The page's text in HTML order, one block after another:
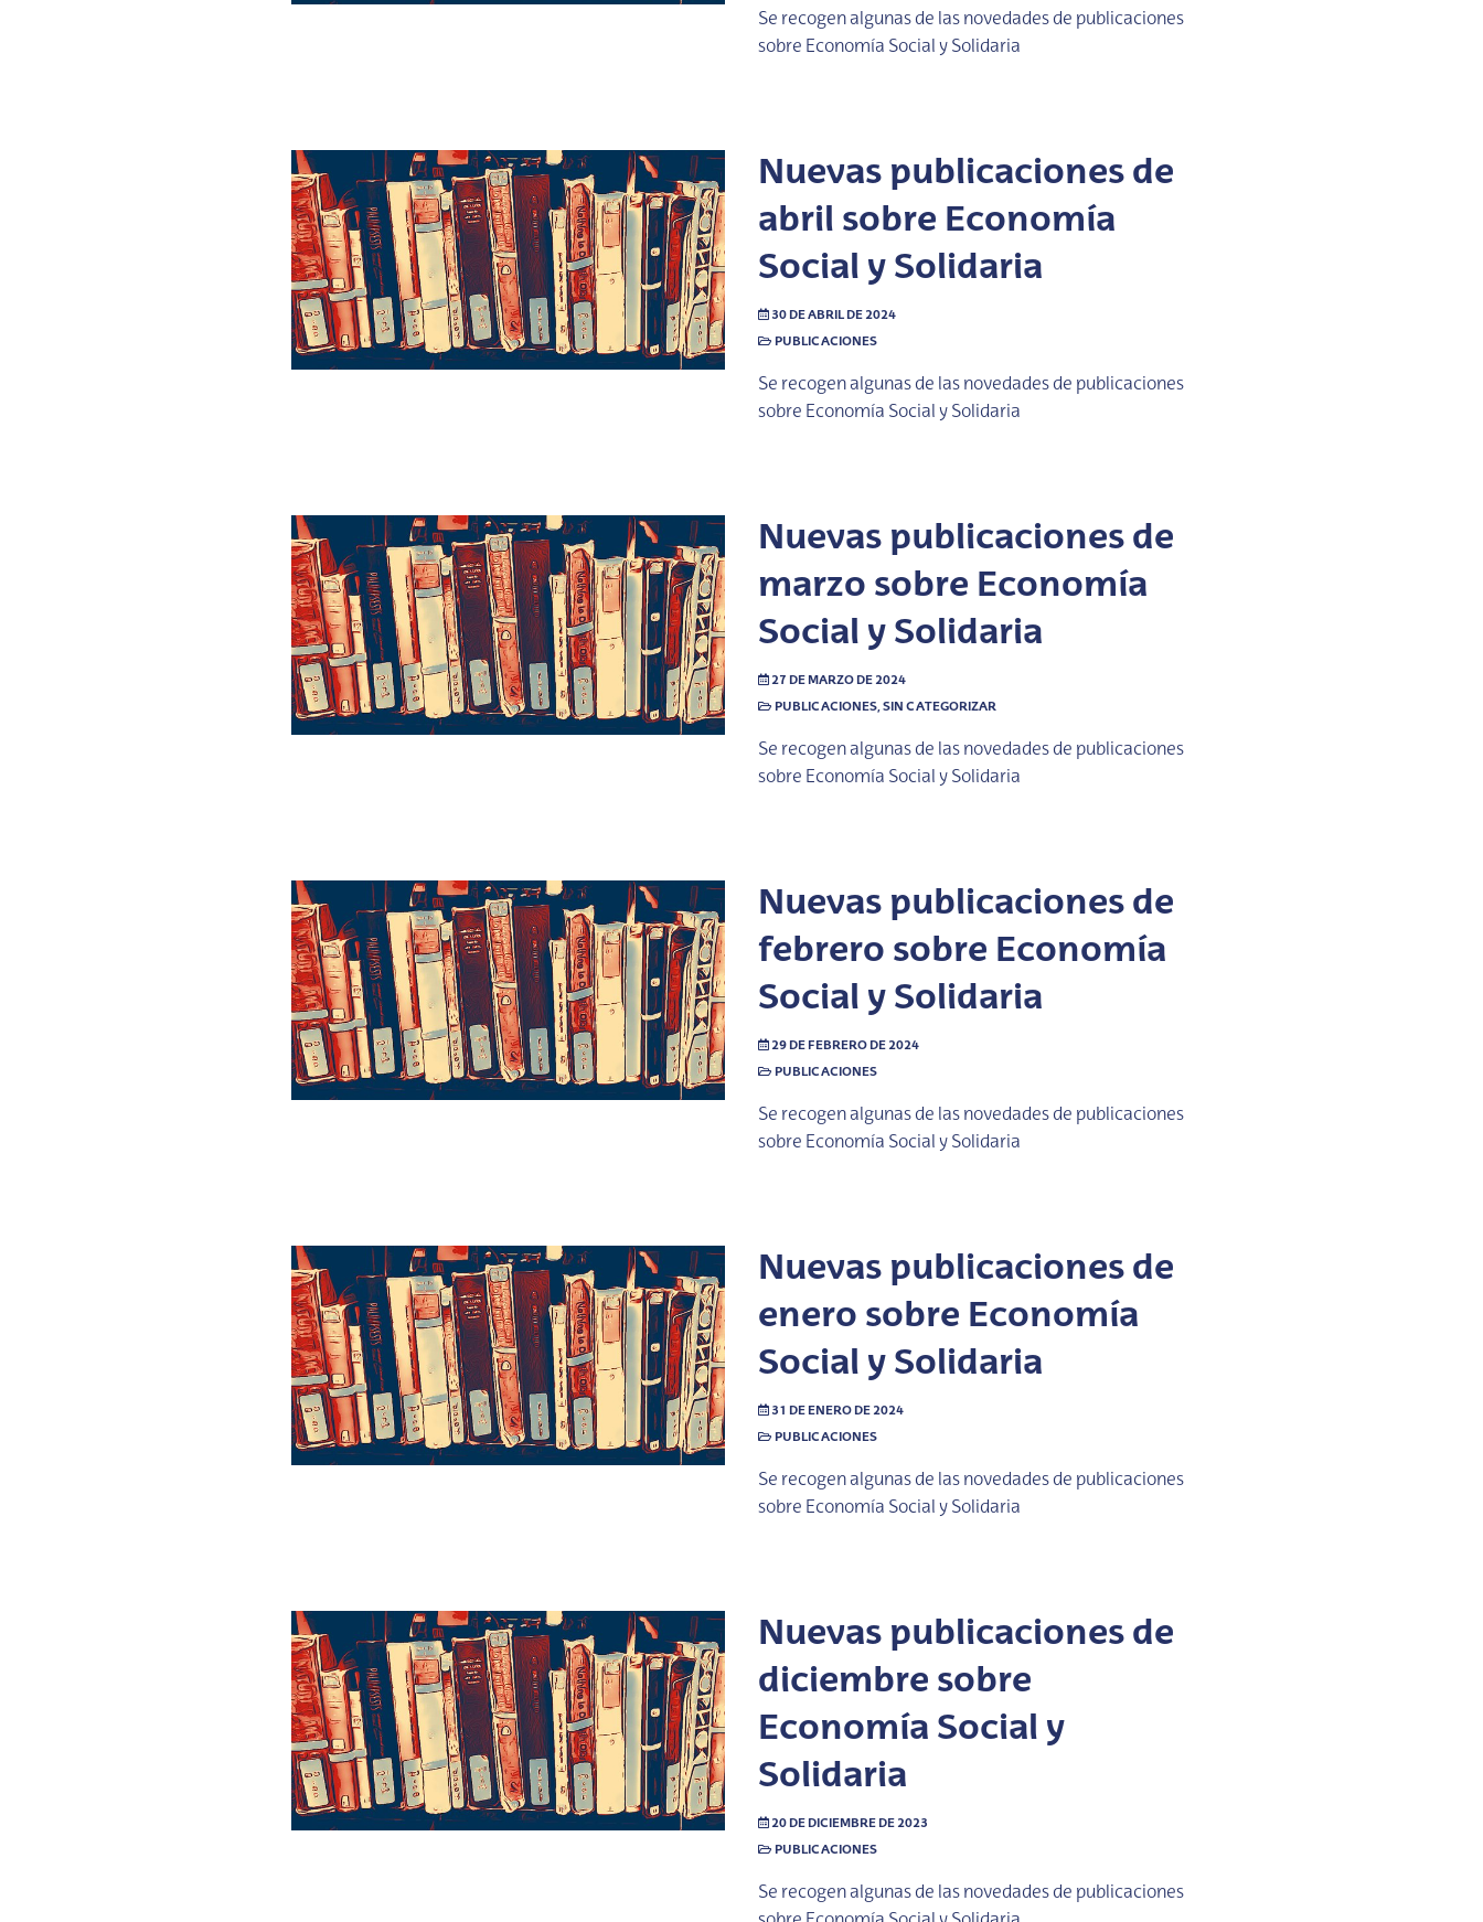
Se recogen algunas de las novedades de publicaciones
sobre Economía Social y Solidaria
Nuevas publicaciones de
abril sobre Economía
Social y Solidaria
30 DE ABRIL DE 2024
PUBLICACIONES
Se recogen algunas de las novedades de publicaciones
sobre Economía Social y Solidaria
Nuevas publicaciones de
marzo sobre Economía
Social y Solidaria
27 DE MARZO DE 2024
PUBLICACIONES,SIN CATEGORIZAR
Se recogen algunas de las novedades de publicaciones
sobre Economía Social y Solidaria
Nuevas publicaciones de
febrero sobre Economía
Social y Solidaria
29 DE FEBRERO DE 2024
PUBLICACIONES
Se recogen algunas de las novedades de publicaciones
sobre Economía Social y Solidaria
Nuevas publicaciones de
enero sobre Economía
Social y Solidaria
31 DE ENERO DE 2024
PUBLICACIONES
Se recogen algunas de las novedades de publicaciones
sobre Economía Social y Solidaria
Nuevas publicaciones de
diciembre sobre
Economía Social y
Solidaria
20 DE DICIEMBRE DE 2023
PUBLICACIONES
Se recogen algunas de las novedades de publicaciones